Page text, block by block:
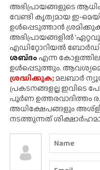
അഭിപ്രായങ്ങളുടെ
വേണ്ടി കൃത്യമായ ഇ-
ഉൾപ്പെടുത്താൻ
അഭിപ്രായങ്ങളിൽ
എഡിറ്റോറിയൽ
ശബ്‌ദംഎന്ന
ഉൾപ്പെടുത്തും.
ശ്രദ്ധിക്കുക;മലബാർ
പ്രകടനങ്ങളല്ല ഇവിടെ
പൂർണ ഉത്തരവാദിത്തം
അധിക്ഷേപങ്ങളും
നടത്തുന്നത്